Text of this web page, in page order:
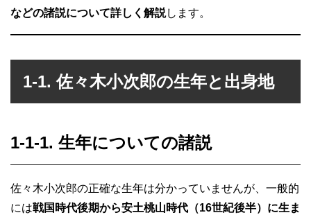
などの諸説について詳しく解説します。
1-1. 佐々木小次郎の生年と出身地
1-1-1. 生年についての諸説
佐々木小次郎の正確な生年は分かっていませんが、一般的
には戦国時代後期から安土桃山時代（16世紀後半）に生ま